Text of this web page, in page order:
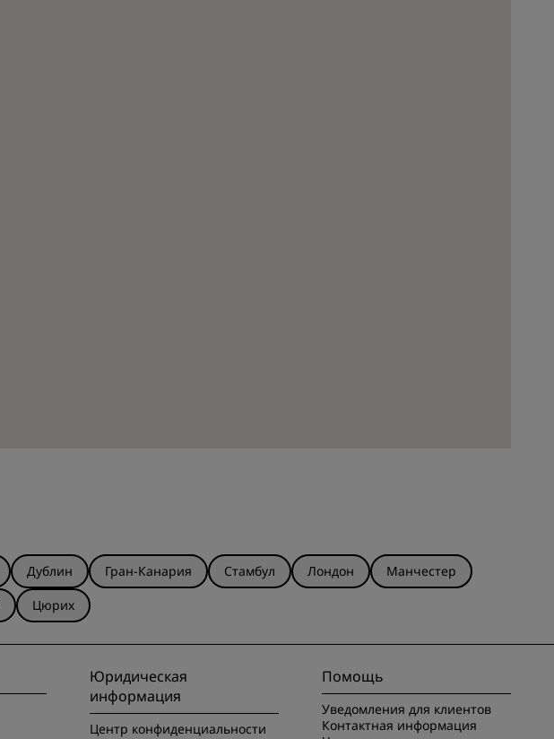
Дублин Гран-Канария Стамбул Лондон
Манчестер
Цюрих
Юридическая
информация
Центр конфиденциальности
Помощь
Уведомления для клиентов
Контактная информация